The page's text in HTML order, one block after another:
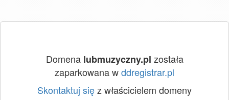
Domena lubmuzyczny.pl została
zaparkowana wddregistrar.pl
Skontaktuj sięz właścicielem domeny